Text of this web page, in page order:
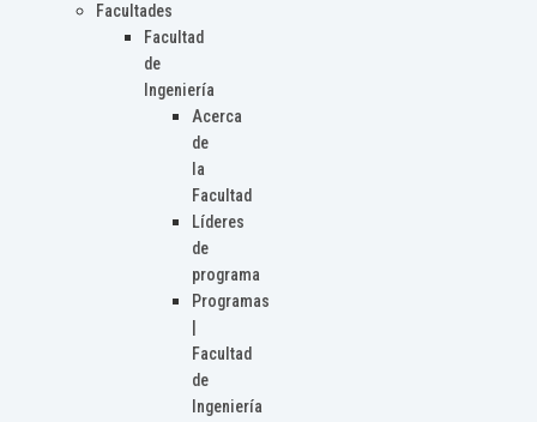
Facultades
Facultad
de
Ingeniería
Acerca
de
la
Facultad
Líderes
de
programa
Programas
Facultad
de
Ingeniería